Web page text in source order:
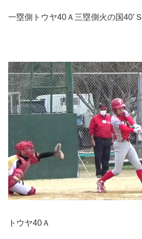
一塁側トウヤ40Ａ三塁側火の国40’Ｓ
トウヤ40Ａ